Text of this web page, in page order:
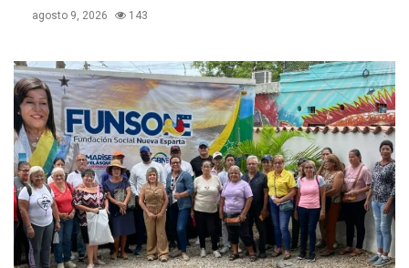
agosto 9, 2026 143